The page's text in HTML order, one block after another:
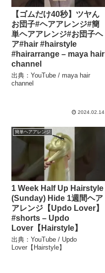
【ゴムだけ40秒】ツヤん
お団子#ヘアアレンジ#簡
単ヘアアレンジ#お団子ヘ
ア#hair #hairstyle
#hairarrange – maya hair
channel
出典：YouTube / maya hair
channel
2024.02.14
簡単ヘアアレンジ
1 Week Half Up Hairstyle
(Sunday) Hide 1週間ヘア
アレンジ【Updo Lover】
#shorts – Updo
Lover【Hairstyle】
出典：YouTube / Updo
Lover【Hairstyle】